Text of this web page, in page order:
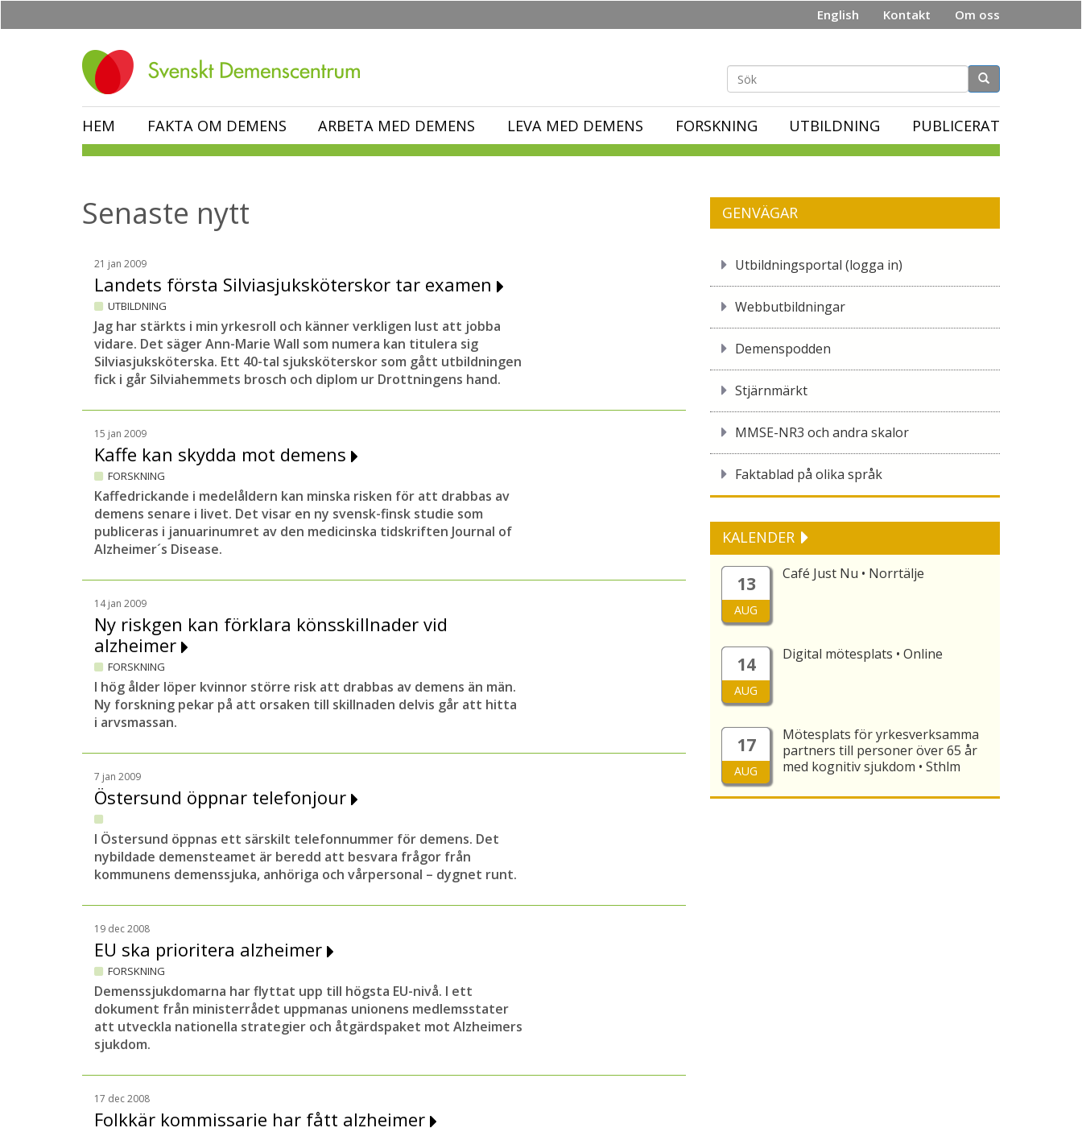
English Kontakt Om oss
Sökformulär
HEM FAKTA OM DEMENS ARBETA MED DEMENS LEVA MED DEMENS FORSKNING UTBILDNING PUBLICERAT
Senaste nytt
21 jan 2009
Landets första Silviasjuksköterskor tar examen
UTBILDNING
Jag har stärkts i min yrkesroll och känner verkligen lust att jobba
vidare. Det säger Ann-Marie Wall som numera kan titulera sig
Silviasjuksköterska. Ett 40-tal sjuksköterskor som gått utbildningen
fick i går Silviahemmets brosch och diplom ur Drottningens hand.
15 jan 2009
Kaffe kan skydda mot demens
FORSKNING
Kaffedrickande i medelåldern kan minska risken för att drabbas av
demens senare i livet. Det visar en ny svensk-finsk studie som
publiceras i januarinumret av den medicinska tidskriften Journal of
Alzheimer´s Disease.
14 jan 2009
Ny riskgen kan förklara könsskillnader vid
alzheimer
FORSKNING
I hög ålder löper kvinnor större risk att drabbas av demens än män.
Ny forskning pekar på att orsaken till skillnaden delvis går att hitta
i arvsmassan.
7 jan 2009
Östersund öppnar telefonjour
I Östersund öppnas ett särskilt telefonnummer för demens. Det
nybildade demensteamet är beredd att besvara frågor från
kommunens demenssjuka, anhöriga och vårpersonal – dygnet runt.
19 dec 2008
EU ska prioritera alzheimer
FORSKNING
Demenssjukdomarna har flyttat upp till högsta EU-nivå. I ett
dokument från ministerrådet uppmanas unionens medlemsstater
att utveckla nationella strategier och åtgärdspaket mot Alzheimers
sjukdom.
17 dec 2008
Folkkär kommissarie har fått alzheimer
GENVÄGAR
Utbildningsportal (logga in)
Webbutbildningar
Demenspodden
Stjärnmärkt
MMSE-NR3 och andra skalor
Faktablad på olika språk
KALENDER
13
AUG
Café Just Nu • Norrtälje
14
AUG
Digital mötesplats • Online
17
AUG
Mötesplats för yrkesverksamma
partners till personer över 65 år
med kognitiv sjukdom • Sthlm